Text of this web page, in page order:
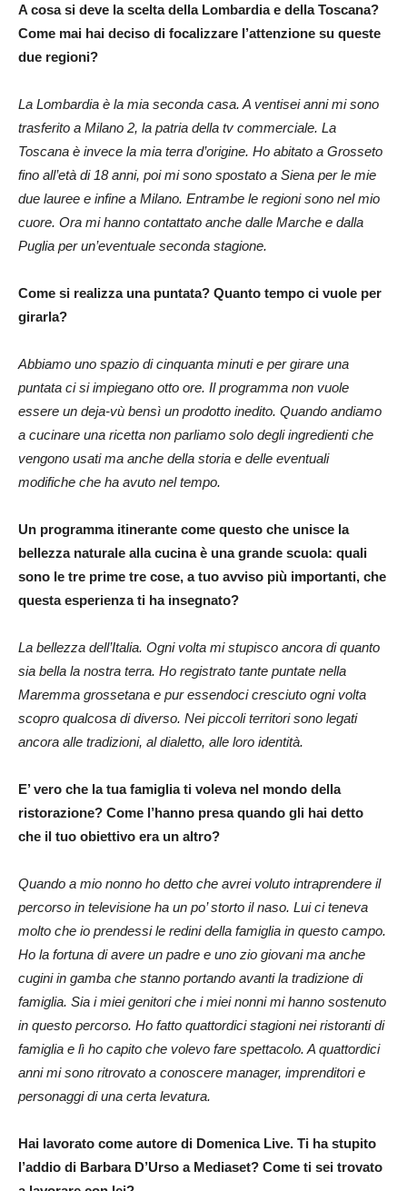
A cosa si deve la scelta della Lombardia e della Toscana?
Come mai hai deciso di focalizzare l’attenzione su queste
due regioni?
La Lombardia è la mia seconda casa. A ventisei anni mi sono
trasferito a Milano 2, la patria della tv commerciale. La
Toscana è invece la mia terra d’origine. Ho abitato a Grosseto
fino all’età di 18 anni, poi mi sono spostato a Siena per le mie
due lauree e infine a Milano. Entrambe le regioni sono nel mio
cuore. Ora mi hanno contattato anche dalle Marche e dalla
Puglia per un’eventuale seconda stagione.
Come si realizza una puntata? Quanto tempo ci vuole per
girarla?
Abbiamo uno spazio di cinquanta minuti e per girare una
puntata ci si impiegano otto ore. Il programma non vuole
essere un deja-vù bensì un prodotto inedito. Quando andiamo
a cucinare una ricetta non parliamo solo degli ingredienti che
vengono usati ma anche della storia e delle eventuali
modifiche che ha avuto nel tempo.
Un programma itinerante come questo che unisce la
bellezza naturale alla cucina è una grande scuola: quali
sono le tre prime tre cose, a tuo avviso più importanti, che
questa esperienza ti ha insegnato?
La bellezza dell’Italia. Ogni volta mi stupisco ancora di quanto
sia bella la nostra terra. Ho registrato tante puntate nella
Maremma grossetana e pur essendoci cresciuto ogni volta
scopro qualcosa di diverso. Nei piccoli territori sono legati
ancora alle tradizioni, al dialetto, alle loro identità.
E’ vero che la tua famiglia ti voleva nel mondo della
ristorazione? Come l’hanno presa quando gli hai detto
che il tuo obiettivo era un altro?
Quando a mio nonno ho detto che avrei voluto intraprendere il
percorso in televisione ha un po’ storto il naso. Lui ci teneva
molto che io prendessi le redini della famiglia in questo campo.
Ho la fortuna di avere un padre e uno zio giovani ma anche
cugini in gamba che stanno portando avanti la tradizione di
famiglia. Sia i miei genitori che i miei nonni mi hanno sostenuto
in questo percorso. Ho fatto quattordici stagioni nei ristoranti di
famiglia e lì ho capito che volevo fare spettacolo. A quattordici
anni mi sono ritrovato a conoscere manager, imprenditori e
personaggi di una certa levatura.
Hai lavorato come autore di Domenica Live. Ti ha stupito
l’addio di Barbara D’Urso a Mediaset? Come ti sei trovato